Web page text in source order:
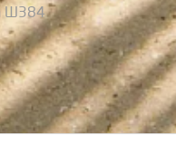
Ш384